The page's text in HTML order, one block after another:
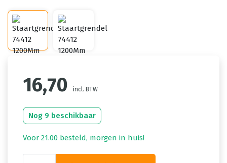
16,70 incl. BTW
Nog 9 beschikbaar
Voor 21.00 besteld, morgen in huis!